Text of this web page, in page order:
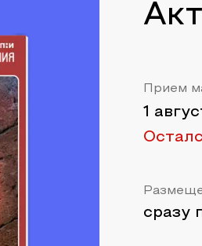
Прием
1
сразу